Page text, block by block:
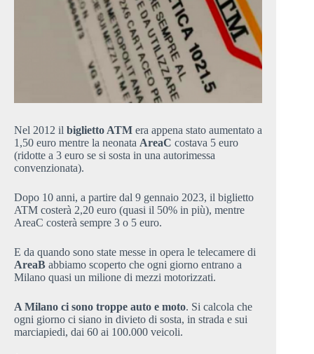
Nel 2012 il biglietto ATM era appena stato aumentato a
1,50 euro mentre la neonata AreaC costava 5 euro
(ridotte a 3 euro se si sosta in una autorimessa
convenzionata).
Dopo 10 anni, a partire dal 9 gennaio 2023, il biglietto
ATM costerà 2,20 euro (quasi il 50% in più), mentre
AreaC costerà sempre 3 o 5 euro.
E da quando sono state messe in opera le telecamere di
AreaB abbiamo scoperto che ogni giorno entrano a
Milano quasi un milione di mezzi motorizzati.
A Milano ci sono troppe auto e moto. Si calcola che
ogni giorno ci siano in divieto di sosta, in strada e sui
marciapiedi, dai 60 ai 100.000 veicoli.